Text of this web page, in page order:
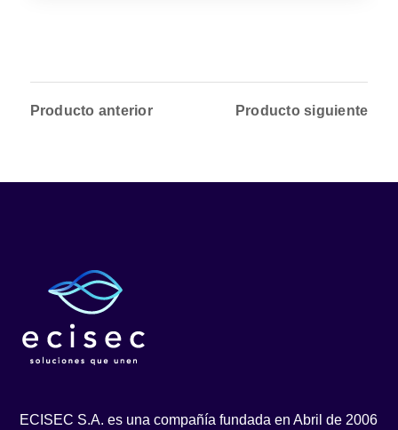
Producto anterior Producto siguiente
ECISEC S.A. es una compañía fundada en Abril de 2006